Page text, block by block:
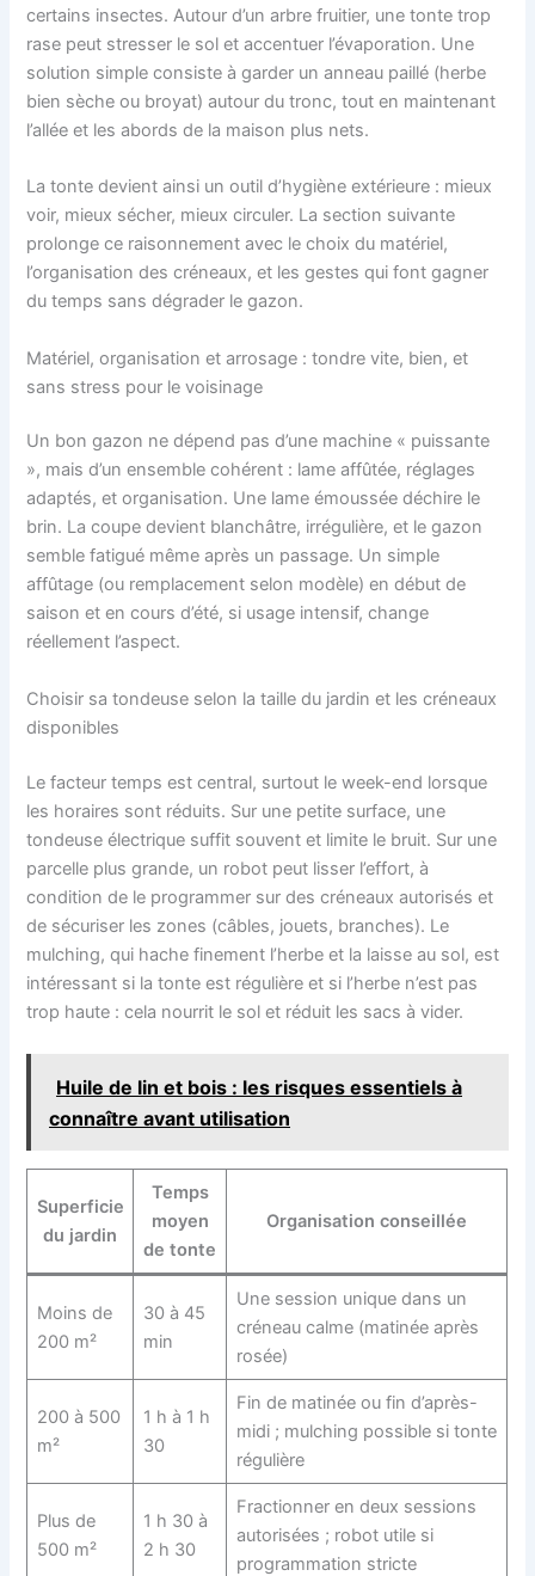
certains insectes. Autour d’un arbre fruitier, une tonte trop
rase peut stresser le sol et accentuer l’évaporation. Une
solution simple consiste à garder un anneau paillé (herbe
bien sèche ou broyat) autour du tronc, tout en maintenant
l’allée et les abords de la maison plus nets.
La tonte devient ainsi un outil d’hygiène extérieure : mieux
voir, mieux sécher, mieux circuler. La section suivante
prolonge ce raisonnement avec le choix du matériel,
l’organisation des créneaux, et les gestes qui font gagner
du temps sans dégrader le gazon.
Matériel, organisation et arrosage : tondre vite, bien, et
sans stress pour le voisinage
Un bon gazon ne dépend pas d’une machine « puissante
», mais d’un ensemble cohérent : lame affûtée, réglages
adaptés, et organisation. Une lame émoussée déchire le
brin. La coupe devient blanchâtre, irrégulière, et le gazon
semble fatigué même après un passage. Un simple
affûtage (ou remplacement selon modèle) en début de
saison et en cours d’été, si usage intensif, change
réellement l’aspect.
Choisir sa tondeuse selon la taille du jardin et les créneaux
disponibles
Le facteur temps est central, surtout le week-end lorsque
les horaires sont réduits. Sur une petite surface, une
tondeuse électrique suffit souvent et limite le bruit. Sur une
parcelle plus grande, un robot peut lisser l’effort, à
condition de le programmer sur des créneaux autorisés et
de sécuriser les zones (câbles, jouets, branches). Le
mulching, qui hache finement l’herbe et la laisse au sol, est
intéressant si la tonte est régulière et si l’herbe n’est pas
trop haute : cela nourrit le sol et réduit les sacs à vider.
Huile de lin et bois : les risques essentiels à
connaître avant utilisation
Superficie
du jardin
Temps
moyen
de tonte
Organisation conseillée
Moins de
200 m²
30 à 45
min
Une session unique dans un
créneau calme (matinée après
rosée)
200 à 500
m²
1 h à 1 h
30
Fin de matinée ou fin d’après-
midi ; mulching possible si tonte
régulière
Plus de
500 m²
1 h 30 à
2 h 30
Fractionner en deux sessions
autorisées ; robot utile si
programmation stricte